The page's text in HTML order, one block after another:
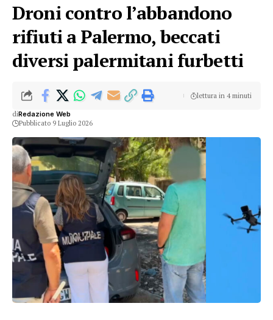
Droni contro l’abbandono
rifiuti a Palermo, beccati
diversi palermitani furbetti
diRedazione Web
Pubblicato 9 Luglio 2026
lettura in 4 minuti